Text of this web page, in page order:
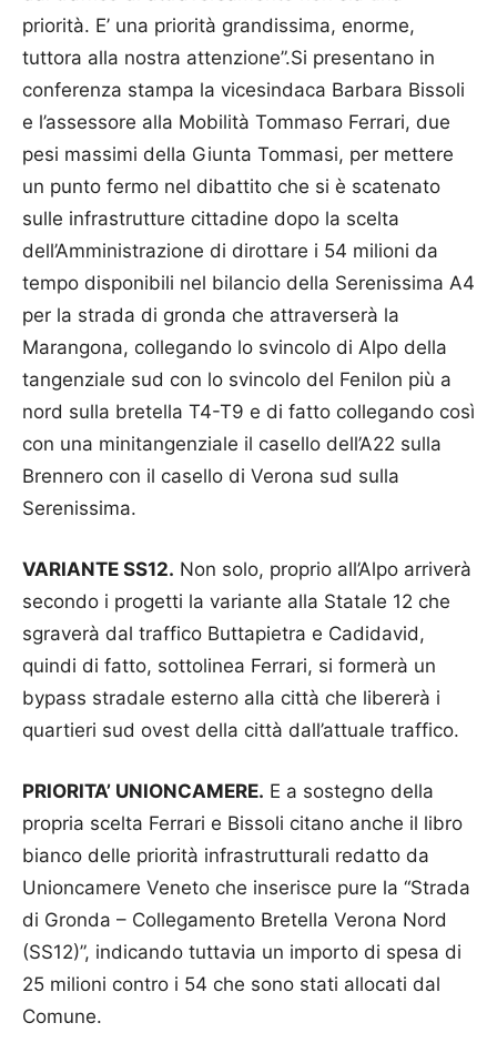
priorità. E’ una priorità grandissima, enorme,
tuttora alla nostra attenzione”.Si presentano in
conferenza stampa la vicesindaca Barbara Bissoli
e l’assessore alla Mobilità Tommaso Ferrari, due
pesi massimi della Giunta Tommasi, per mettere
un punto fermo nel dibattito che si è scatenato
sulle infrastrutture cittadine dopo la scelta
dell’Amministrazione di dirottare i 54 milioni da
tempo disponibili nel bilancio della Serenissima A4
per la strada di gronda che attraverserà la
Marangona, collegando lo svincolo di Alpo della
tangenziale sud con lo svincolo del Fenilon più a
nord sulla bretella T4-T9 e di fatto collegando così
con una minitangenziale il casello dell’A22 sulla
Brennero con il casello di Verona sud sulla
Serenissima.
VARIANTE SS12. Non solo, proprio all’Alpo arriverà
secondo i progetti la variante alla Statale 12 che
sgraverà dal traffico Buttapietra e Cadidavid,
quindi di fatto, sottolinea Ferrari, si formerà un
bypass stradale esterno alla città che libererà i
quartieri sud ovest della città dall’attuale traffico.
PRIORITA’ UNIONCAMERE. E a sostegno della
propria scelta Ferrari e Bissoli citano anche il libro
bianco delle priorità infrastrutturali redatto da
Unioncamere Veneto che inserisce pure la “Strada
di Gronda – Collegamento Bretella Verona Nord
(SS12)”, indicando tuttavia un importo di spesa di
25 milioni contro i 54 che sono stati allocati dal
Comune.